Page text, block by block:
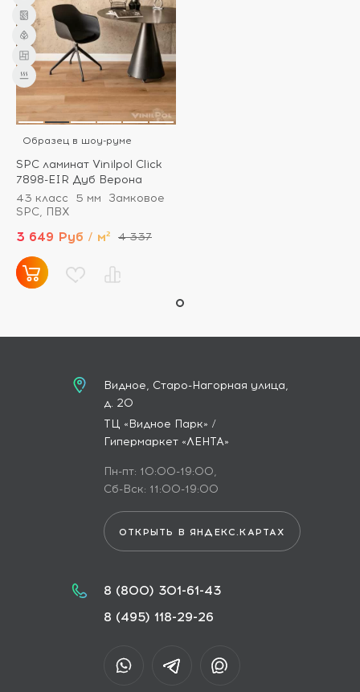
Образец в шоу-руме
SPC ламинат Vinilpol Click
7898-EIR Дуб Верона
43 класс
5 мм
Замковое
SPC, ПВХ
3 649 Руб / м² 4 337
Видное, Старо-Нагорная улица,
д. 20
ТЦ «Видное Парк» /
Гипермаркет «ЛЕНТА»
Пн-пт: 10:00-19:00,
Сб-Вск: 11:00-19:00
ОТКРЫТЬ В ЯНДЕКС.КАРТАХ
8 (800) 301-61-43
8 (495) 118-29-26